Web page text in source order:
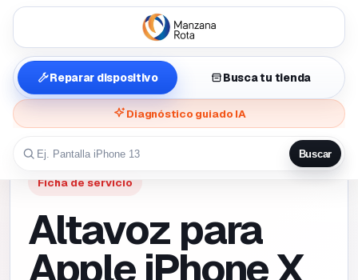
Reparar dispositivo Busca tu tienda
Diagnóstico guiado IA
Buscar
Ficha de servicio
Altavoz para
Apple iPhone X